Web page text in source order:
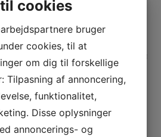
får du adgang til en række
muligheder, der vil berige dine
endnu mere spændende og
forskellige sømme såsom
flatlock-sømme, hvilket giver dig
syteknikker og skabe
på dine projekter. Du vil også
funktioner som justerbar
og trådskærer, som alle
cookies
bruger
cookies, til at
om dig til forskellige
Tilpasning af annoncering,
funktionalitet,
Disse oplysninger
annoncerings- og